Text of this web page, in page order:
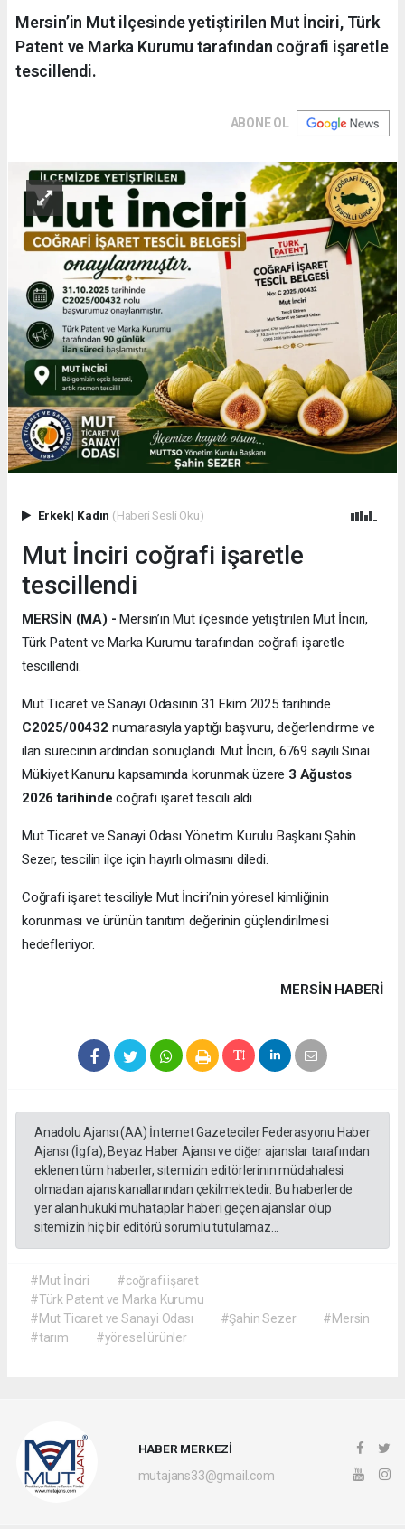
Mersin’in Mut ilçesinde yetiştirilen Mut İnciri, Türk
Patent ve Marka Kurumu tarafından coğrafi işaretle
tescillendi.
ABONE OL
Erkek| Kadın (Haberi Sesli Oku)
Mut İnciri coğrafi işaretle
tescillendi
MERSİN (MA) - Mersin’in Mut ilçesinde yetiştirilen Mut İnciri,
Türk Patent ve Marka Kurumu tarafından coğrafi işaretle
tescillendi.
Mut Ticaret ve Sanayi Odasının 31 Ekim 2025 tarihinde
C2025/00432 numarasıyla yaptığı başvuru, değerlendirme ve
ilan sürecinin ardından sonuçlandı. Mut İnciri, 6769 sayılı Sınai
Mülkiyet Kanunu kapsamında korunmak üzere 3 Ağustos
2026 tarihinde coğrafi işaret tescili aldı.
Mut Ticaret ve Sanayi Odası Yönetim Kurulu Başkanı Şahin
Sezer, tescilin ilçe için hayırlı olmasını diledi.
Coğrafi işaret tesciliyle Mut İnciri’nin yöresel kimliğinin
korunması ve ürünün tanıtım değerinin güçlendirilmesi
hedefleniyor.
MERSIN HABERİ
Anadolu Ajansı (AA) İnternet Gazeteciler Federasyonu Haber
Ajansı (İgfa), Beyaz Haber Ajansı ve diğer ajanslar tarafından
eklenen tüm haberler, sitemizin editörlerinin müdahalesi
olmadan ajans kanallarından çekilmektedir. Bu haberlerde
yer alan hukuki muhataplar haberi geçen ajanslar olup
sitemizin hiç bir editörü sorumlu tutulamaz...
#Mut İnciri
#coğrafi işaret
#Türk Patent ve Marka Kurumu
#Mut Ticaret ve Sanayi Odası
#Şahin Sezer
#Mersin
#tarım
#yöresel ürünler
HABER MERKEZİ
mutajans33@gmail.com